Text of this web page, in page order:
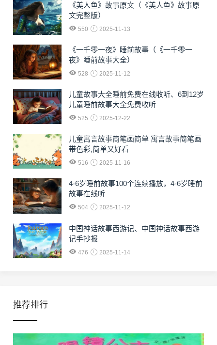
《美人鱼》故事原文（《美人鱼》故事原
文完整版）
550 2025-11-13
《一千零一夜》睡前故事（《一千零一
夜》睡前故事大全）
528 2025-11-12
儿童故事大全睡前免费在线收听、6到12岁
儿童睡前故事大全免费收听
525 2025-12-22
儿童寓言故事简笔画简单 寓言故事简笔画
带色彩,简单又好看
516 2025-11-16
4-6岁睡前故事100个连续播放，4-6岁睡前
故事在线听
504 2025-11-12
中国神话故事西游记、中国神话故事西游
记手抄报
476 2025-11-14
推荐排行